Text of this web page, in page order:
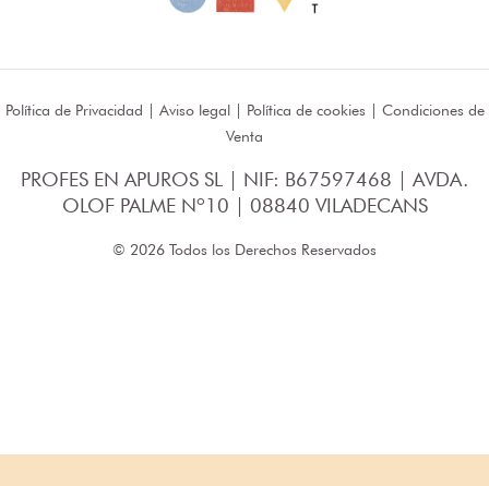
Política de Privacidad | Aviso legal| Política de cookies | Condiciones de
Venta
PROFES EN APUROS SL | NIF: B67597468 | AVDA.
OLOF PALME Nº10 | 08840 VILADECANS
© 2026 Todos los Derechos Reservados